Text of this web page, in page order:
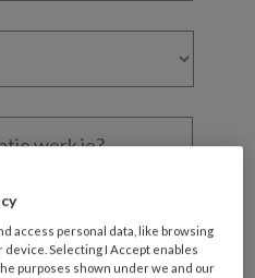
de
nieuwsbrief
access personal data, like browsing
Selecting I Accept enables
purposes shown under we and our